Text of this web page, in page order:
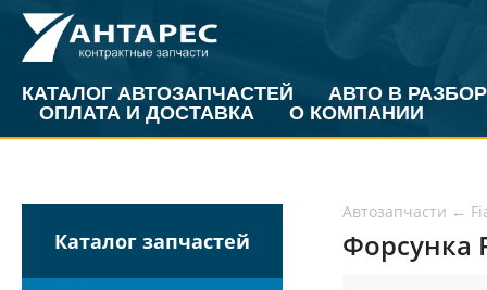
КАТАЛОГ АВТОЗАПЧАСТЕЙ
АВТО В РАЗБОР
ОПЛАТА И ДОСТАВКА
О КОМПАНИИ
Каталог запчастей
Автозапчасти ←
Форсунка